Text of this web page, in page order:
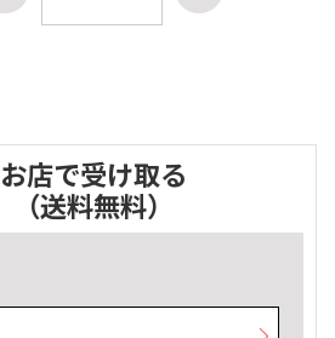
お店で受け取る
（送料無料）